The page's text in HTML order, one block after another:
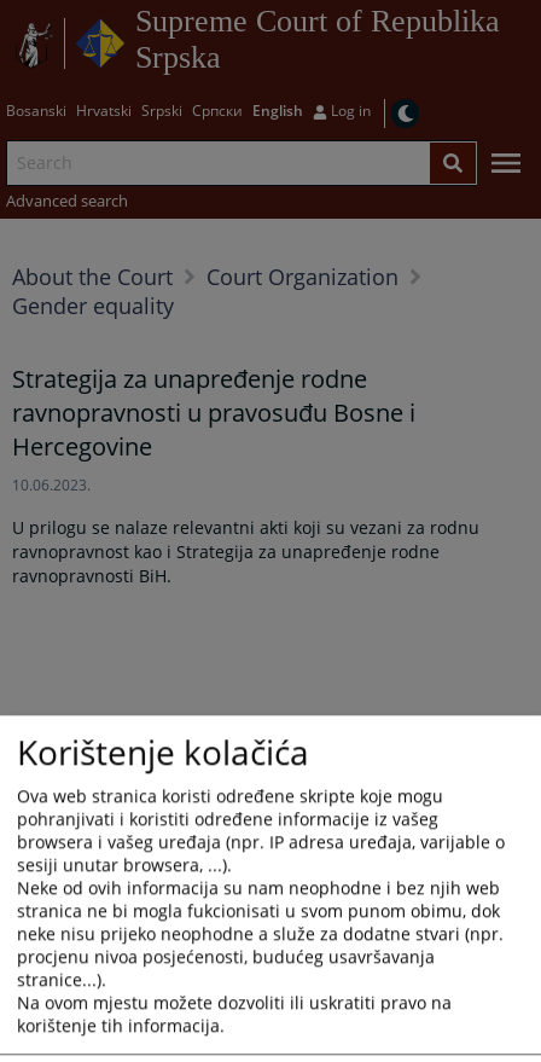
Supreme Court of Republika
Srpska
Bosanski Hrvatski Srpski Српски English Log in
Advanced search
About the Court
Court Organization
Gender equality
Strategija za unapređenje rodne
ravnopravnosti u pravosuđu Bosne i
Hercegovine
10.06.2023.
U prilogu se nalaze relevantni akti koji su vezani za rodnu
ravnopravnost kao i Strategija za unapređenje rodne
ravnopravnosti BiH.
You are reading an article on: Srpski jezik
Links
Zakon o ravnopravnosti polova u Bosni i Hercegovini
Zakon o zabrani diskriminacije BiH
Files
Korištenje kolačića
Ova web stranica koristi određene skripte koje mogu
pohranjivati i koristiti određene informacije iz vašeg
browsera i vašeg uređaja (npr. IP adresa uređaja, varijable o
sesiji unutar browsera, ...).
Neke od ovih informacija su nam neophodne i bez njih web
stranica ne bi mogla fukcionisati u svom punom obimu, dok
neke nisu prijeko neophodne a služe za dodatne stvari (npr.
procjenu nivoa posjećenosti, budućeg usavršavanja
stranice...).
Na ovom mjestu možete dozvoliti ili uskratiti pravo na
korištenje tih informacija.